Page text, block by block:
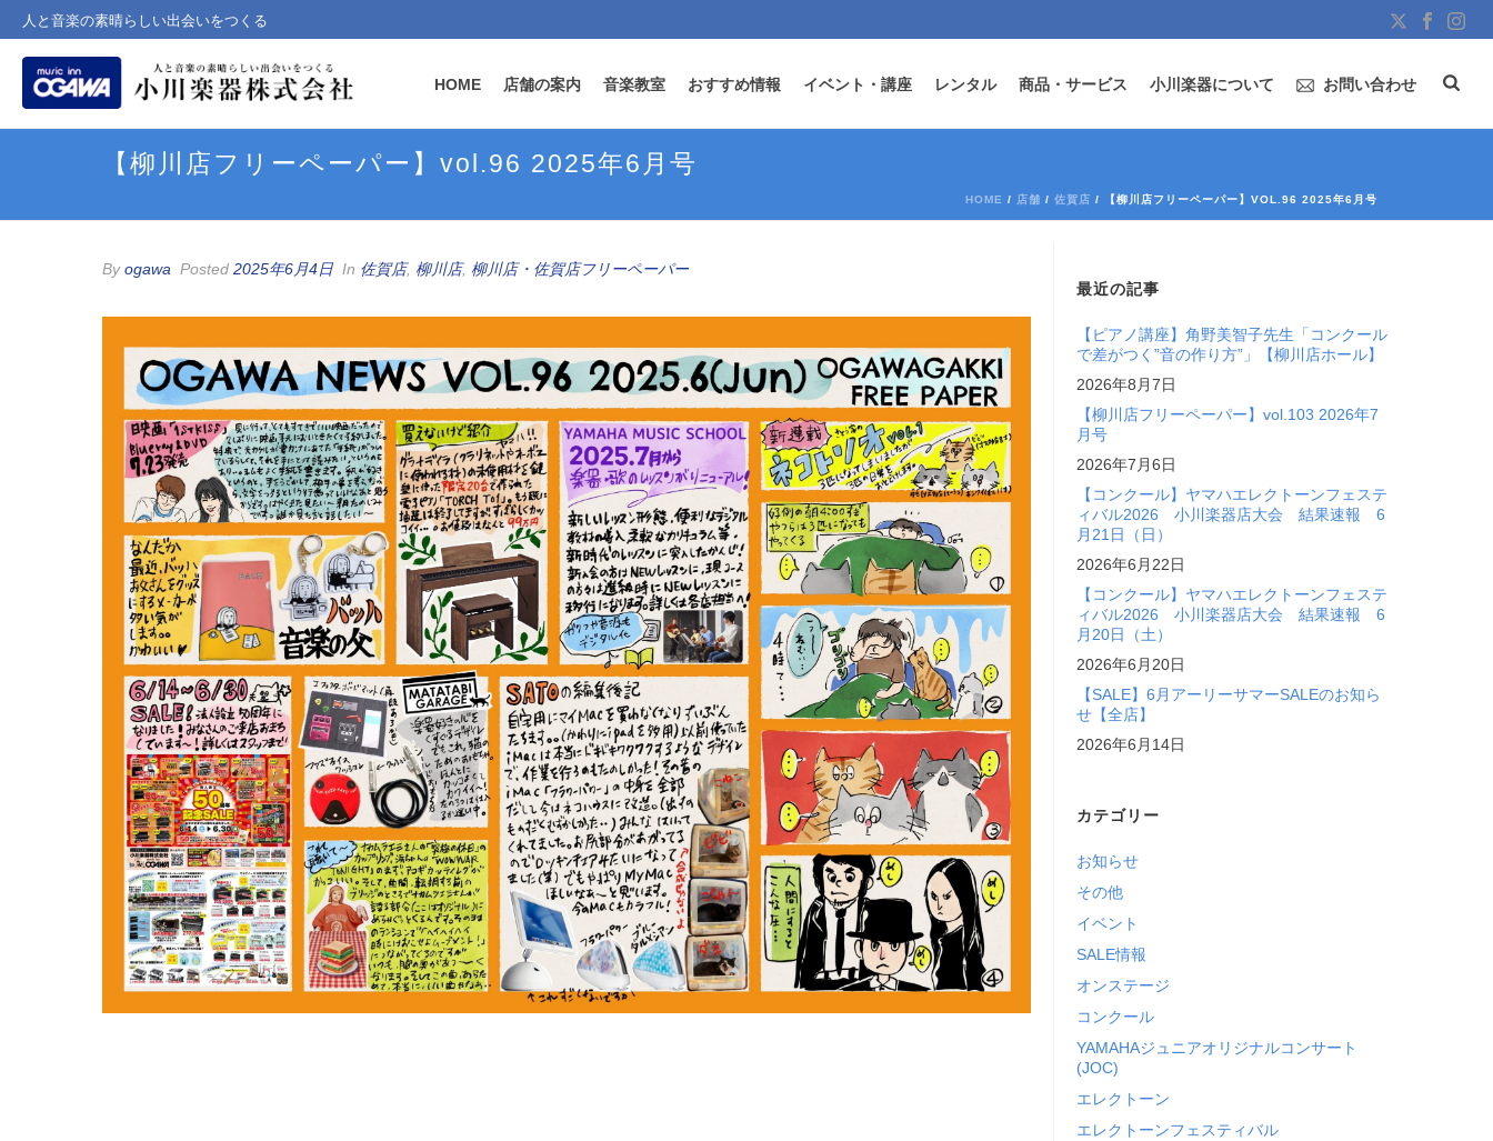
人と音楽の素晴らしい出会いをつくる
HOME 店舗の案内 音楽教室 おすすめ情報 イベント・講座 レンタル 商品・サービス 小川楽器について お問い合わせ
【柳川店フリーペーパー】vol.96 2025年6月号
HOME / 店舗 / 佐賀店 / 【柳川店フリーペーパー】VOL.96 2025年6月号
Byogawa Posted 2025年6月4日 In 佐賀店, 柳川店, 柳川店・佐賀店フリーペーパー
最近の記事
【ピアノ講座】角野美智子先生「コンクール
で差がつく”音の作り方”」【柳川店ホール】
2026年8月7日
【柳川店フリーペーパー】vol.103 2026年7
月号
2026年7月6日
【コンクール】ヤマハエレクトーンフェステ
ィバル2026 小川楽器店大会 結果速報 6
月21日（日）
2026年6月22日
【コンクール】ヤマハエレクトーンフェステ
ィバル2026 小川楽器店大会 結果速報 6
月20日（土）
2026年6月20日
【SALE】6月アーリーサマーSALEのお知ら
せ【全店】
2026年6月14日
カテゴリー
お知らせ
その他
イベント
SALE情報
オンステージ
コンクール
YAMAHAジュニアオリジナルコンサート
(JOC)
エレクトーン
エレクトーンフェスティバル